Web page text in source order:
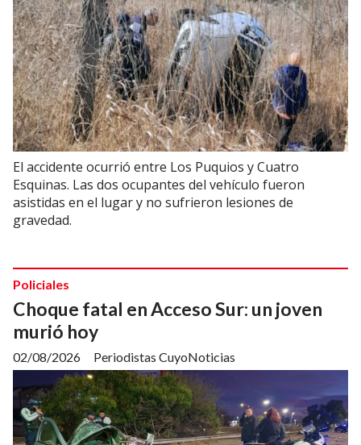
El accidente ocurrió entre Los Puquios y Cuatro
Esquinas. Las dos ocupantes del vehículo fueron
asistidas en el lugar y no sufrieron lesiones de
gravedad.
Choque fatal en Acceso Sur: un joven
murió hoy
Periodistas CuyoNoticias
Policiales
02/08/2026